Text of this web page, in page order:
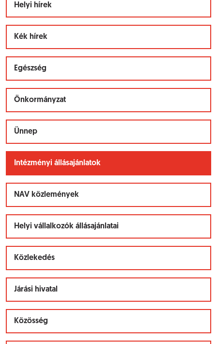
Helyi hírek
Kék hírek
Egészség
Önkormányzat
Ünnep
Intézményi állásajánlatok
NAV közlemények
Helyi vállalkozók állásajánlatai
Közlekedés
Járási hivatal
Közösség